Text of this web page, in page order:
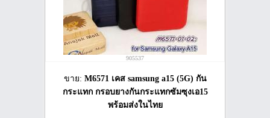
905537
ขาย: M6571 เคส samsung a15 (5G) กัน
กระแทก กรอบยางกันกระแทกซัมซุงเอ15
พร้อมส่งในไทย